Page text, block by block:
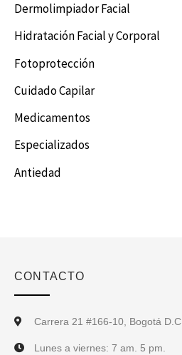
Dermolimpiador Facial
Hidratación Facial y Corporal
Fotoprotección
Cuidado Capilar
Medicamentos
Especializados
Antiedad
CONTACTO
Carrera 21 #166-10, Bogotá D.C.
Lunes a viernes: 7 am. 5 pm.